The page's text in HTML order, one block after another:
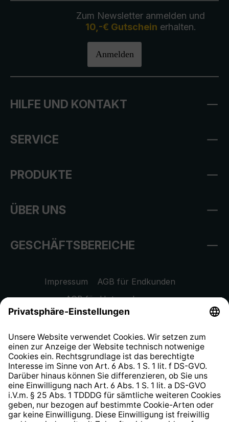
Zum Newsletter anmelden und
10,-€ Gutschein erhalten.
Anmelden
HILFE UND KONTAKT
SERVICE
PRODUKTE
ÜBER UNS
GESCHÄFTSBEREICHE
Impressum
AGB für Endkunden
AGB für Unternehmen
Datenschutzhinweis
Widerrufsrecht
Hinweisgeberschutzsystem
Barrierefreiheit